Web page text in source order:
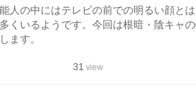
人の中にはテレビの前での明るい顔と
くいるようです。今回は根暗・陰キャ
ます。
31 view